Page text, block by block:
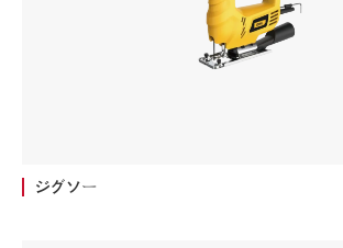
ジグソー